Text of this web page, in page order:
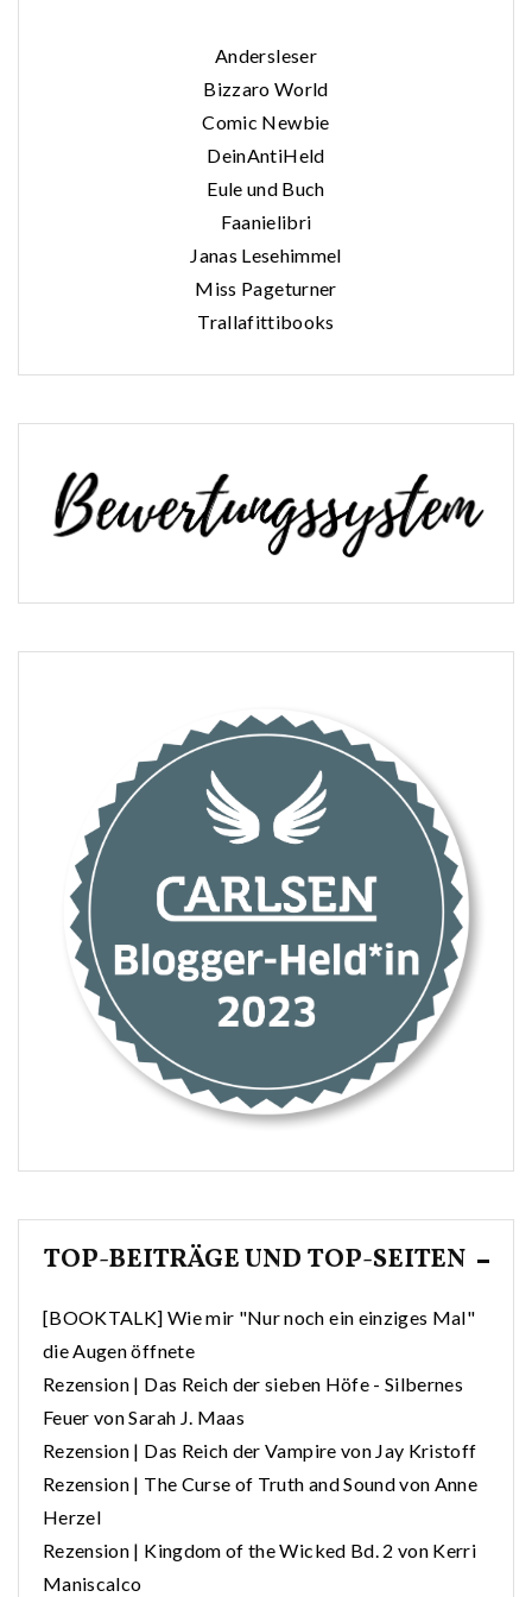
Andersleser
Bizzaro World
Comic Newbie
DeinAntiHeld
Eule und Buch
Faanielibri
Janas Lesehimmel
Miss Pageturner
Trallafittibooks
TOP-BEITRÄGE UND TOP-SEITEN
[BOOKTALK] Wie mir "Nur noch ein einziges Mal"
die Augen öffnete
Rezension | Das Reich der sieben Höfe - Silbernes
Feuer von Sarah J. Maas
Rezension | Das Reich der Vampire von Jay Kristoff
Rezension | The Curse of Truth and Sound von Anne
Herzel
Rezension | Kingdom of the Wicked Bd. 2 von Kerri
Maniscalco